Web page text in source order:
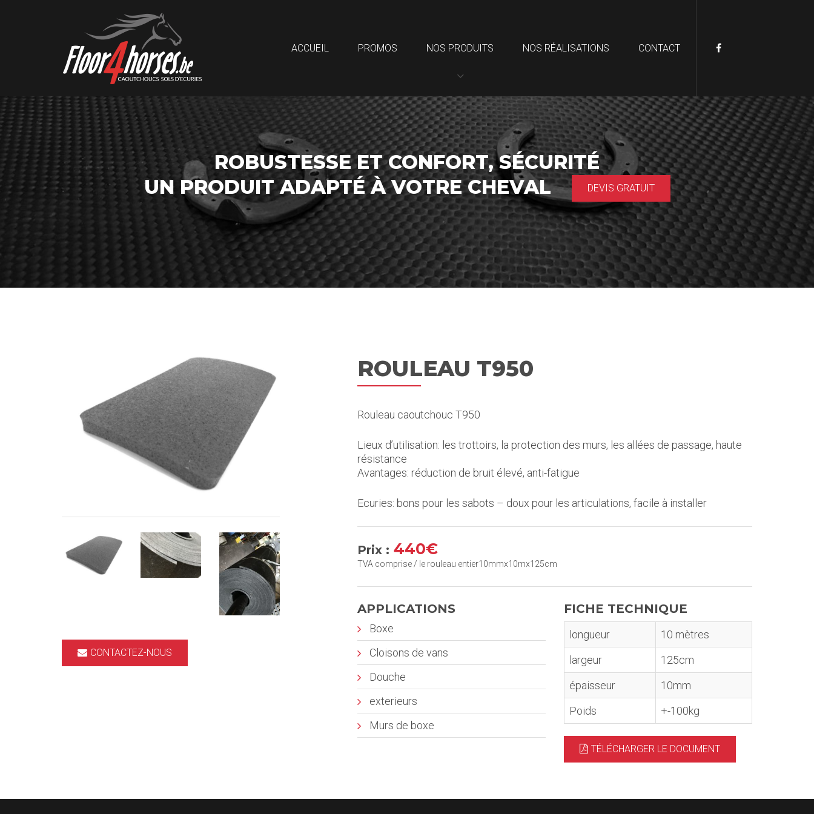
ACCUEIL PROMOS NOS PRODUITS NOS RÉALISATIONS CONTACT
ROBUSTESSE ET CONFORT, SÉCURITÉ
UN PRODUIT ADAPTÉ À VOTRE CHEVAL
DEVIS GRATUIT
CONTACTEZ-NOUS
ROULEAU T950
Rouleau caoutchouc T950
Lieux d’utilisation: les trottoirs, la protection des murs, les allées de passage, haute
résistance
Avantages: réduction de bruit élevé, anti-fatigue
Ecuries: bons pour les sabots – doux pour les articulations, facile à installer
Prix : 440€
TVA comprise / le rouleau entier10mmx10mx125cm
APPLICATIONS
Boxe
Cloisons de vans
Douche
exterieurs
Murs de boxe
FICHE TECHNIQUE
longueur
10 mètres
largeur
125cm
épaisseur
10mm
Poids
+-100kg
TÉLÉCHARGER LE DOCUMENT